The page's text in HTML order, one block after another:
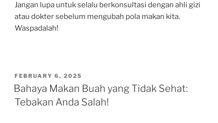
Jangan lupa untuk selalu berkonsultasi dengan ahli gizi
atau dokter sebelum mengubah pola makan kita.
Waspadalah!
POSTED
ON
FEBRUARY 6, 2025
Bahaya Makan Buah yang Tidak Sehat:
Tebakan Anda Salah!